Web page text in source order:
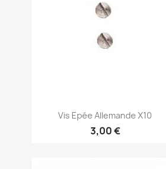
Aperçu rapide
Vis Epée Allemande X10
3,00 €